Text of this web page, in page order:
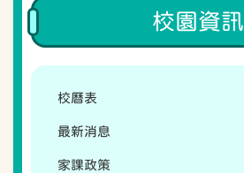
校園資訊
校曆表
最新消息
家課政策